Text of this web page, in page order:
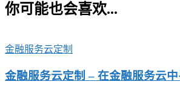
你可能也会喜欢...
金融服务云定制
金融服务云定制 – 在金融服务云